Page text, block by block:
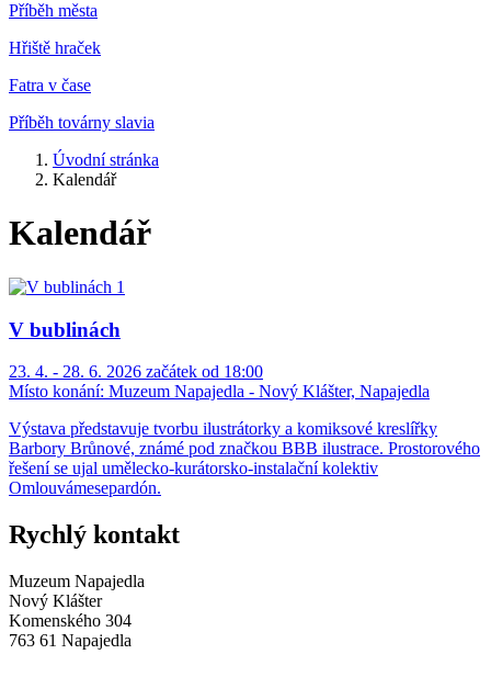
Příběh města
Hřiště hraček
Fatra v čase
Příběh továrny slavia
Úvodní stránka
Kalendář
Kalendář
V bublinách
23. 4. - 28. 6. 2026 začátek od 18:00
Místo konání: Muzeum Napajedla - Nový Klášter, Napajedla
Výstava představuje tvorbu ilustrátorky a komiksové kreslířky
Barbory Brůnové, známé pod značkou BBB ilustrace. Prostorového
řešení se ujal umělecko-kurátorsko-instalační kolektiv
Omlouvámesepardón.
Rychlý kontakt
Muzeum Napajedla
Nový Klášter
Komenského 304
763 61 Napajedla